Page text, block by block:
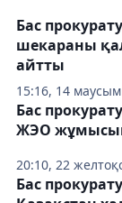
15:16, 14
Бас
шекараны
айтты
20:10, 22
Бас
ЖЭО жұмысын
Бас